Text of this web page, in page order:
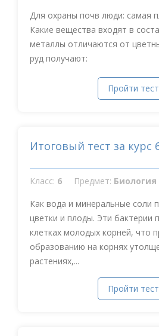
Для охраны почв люди: самая
Какие вещества входят в
металлы отличаются от
руд получают:
Пройти тест
Итоговый тест за курс
Класс: 6 Предмет: Биология
Как вода и минеральные соли
цветки и плоды. Эти бактерии
клетках молодых корней, что
образованию на корнях
растениях,...
Пройти тест